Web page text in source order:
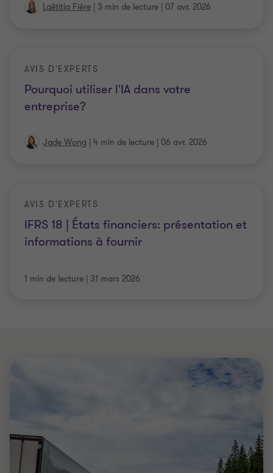
Laëtitia Fière | 3 min de lecture | 07 avr. 2026
Pourquoi utiliser l'IA dans votre
entreprise?
AVIS D'EXPERTS
Jade Wong | 4 min de lecture | 06 avr. 2026
IFRS 18 | États financiers: présentation et
informations à fournir
AVIS D'EXPERTS
1 min de lecture | 31 mars 2026